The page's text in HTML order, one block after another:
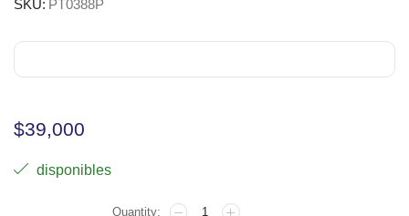
SKU: PT0388P
$39,000
disponibles
PALETA